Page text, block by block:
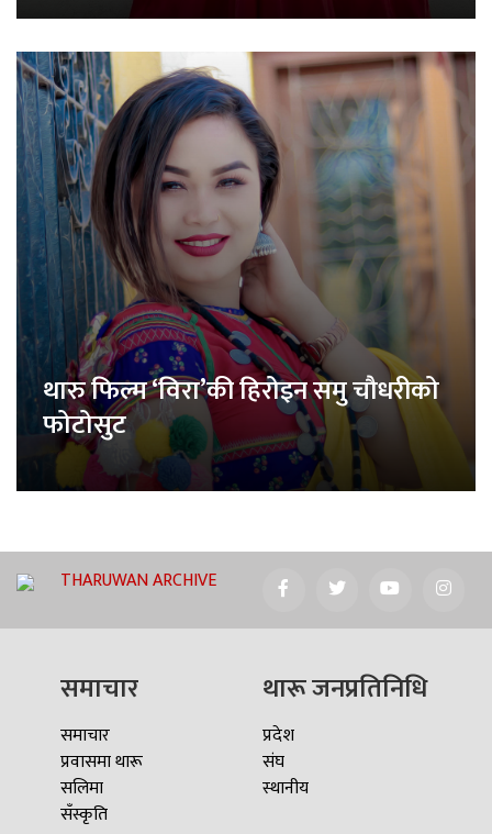
थारु फिल्म ‘विरा’की हिरोइन समु चौधरीको
फोटोसुट
THARUWAN ARCHIVE
समाचार
समाचार
प्रवासमा थारू
सलिमा
सँस्कृति
थारू जनप्रतिनिधि
प्रदेश
संघ
स्थानीय